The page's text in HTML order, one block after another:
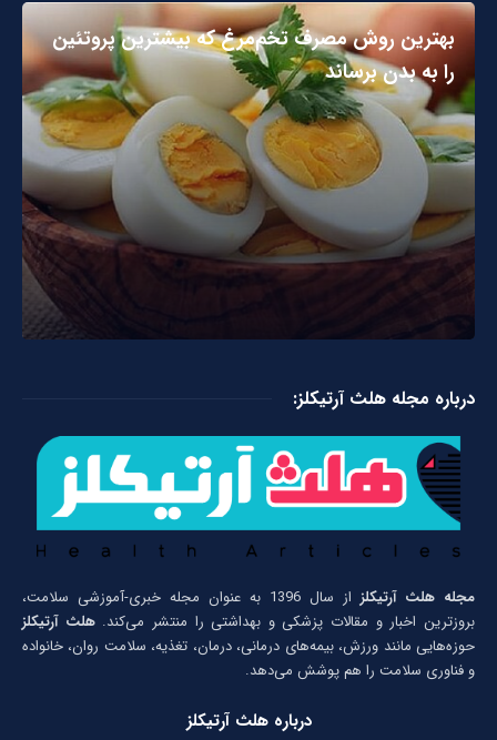
بهترین روش مصرف تخم‌مرغ که بیشترین پروتئین
را به بدن برساند
درباره مجله هلث آرتیکلز:
مجله هلث آرتیکلز
از سال 1396 به عنوان مجله خبری-آموزشی سلامت،
بروزترین اخبار و مقالات پزشکی و بهداشتی را منتشر می‌کند.هلث آرتیکلز
حوزه‌هایی مانند ورزش، بیمه‌های درمانی، درمان، تغذیه، سلامت روان، خانواده
و فناوری سلامت را هم پوشش می‌دهد.
درباره هلث آرتیکلز